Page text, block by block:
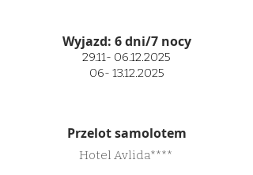
Wyjazd: 6 dni/7 nocy
29.11- 06.12.2025
06- 13.12.2025
Przelot samolotem
Hotel Avlida****